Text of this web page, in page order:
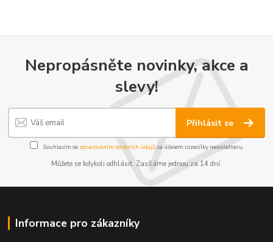
Nepropásněte novinky, akce a
slevy!
Přihlásit se
Souhlasím se zpracováním osobních údajůza účelem rozesílky newsletteru.
Můžete se kdykoli odhlásit. Zasíláme jednou za 14 dní.
Informace pro zákazníky